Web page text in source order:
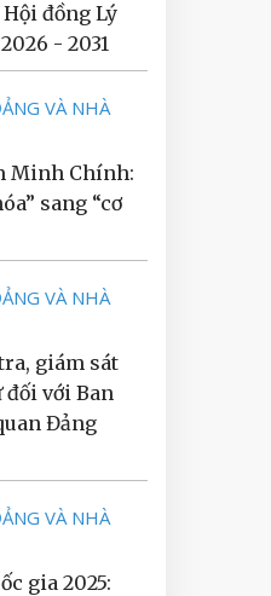
đồng Lý
- 2031
VÀ NHÀ
Minh Chính:
sang “cơ
VÀ NHÀ
giám sát
đối với Ban
Đảng
VÀ NHÀ
gia 2025: